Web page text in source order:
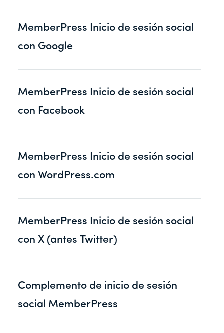
MemberPress Inicio de sesión social
con Google
MemberPress Inicio de sesión social
con Facebook
MemberPress Inicio de sesión social
con WordPress.com
MemberPress Inicio de sesión social
con X (antes Twitter)
Complemento de inicio de sesión
social MemberPress